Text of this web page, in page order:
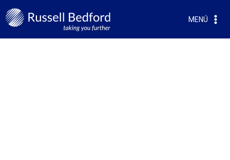
MENÚ